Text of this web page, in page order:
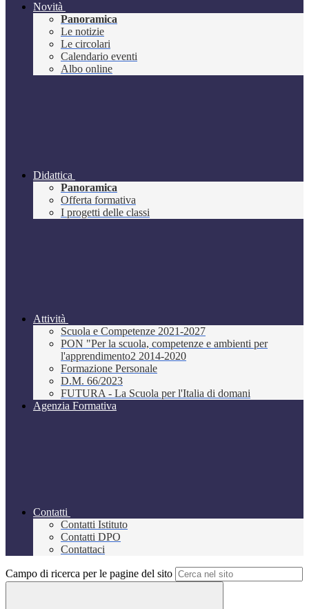
Novità
Panoramica
Le notizie
Le circolari
Calendario eventi
Albo online
Didattica
Panoramica
Offerta formativa
I progetti delle classi
Attività
Scuola e Competenze 2021-2027
PON "Per la scuola, competenze e ambienti per
l'apprendimento2 2014-2020
Formazione Personale
D.M. 66/2023
FUTURA - La Scuola per l'Italia di domani
Agenzia Formativa
Contatti
Contatti Istituto
Contatti DPO
Contattaci
Campo di ricerca per le pagine del sito